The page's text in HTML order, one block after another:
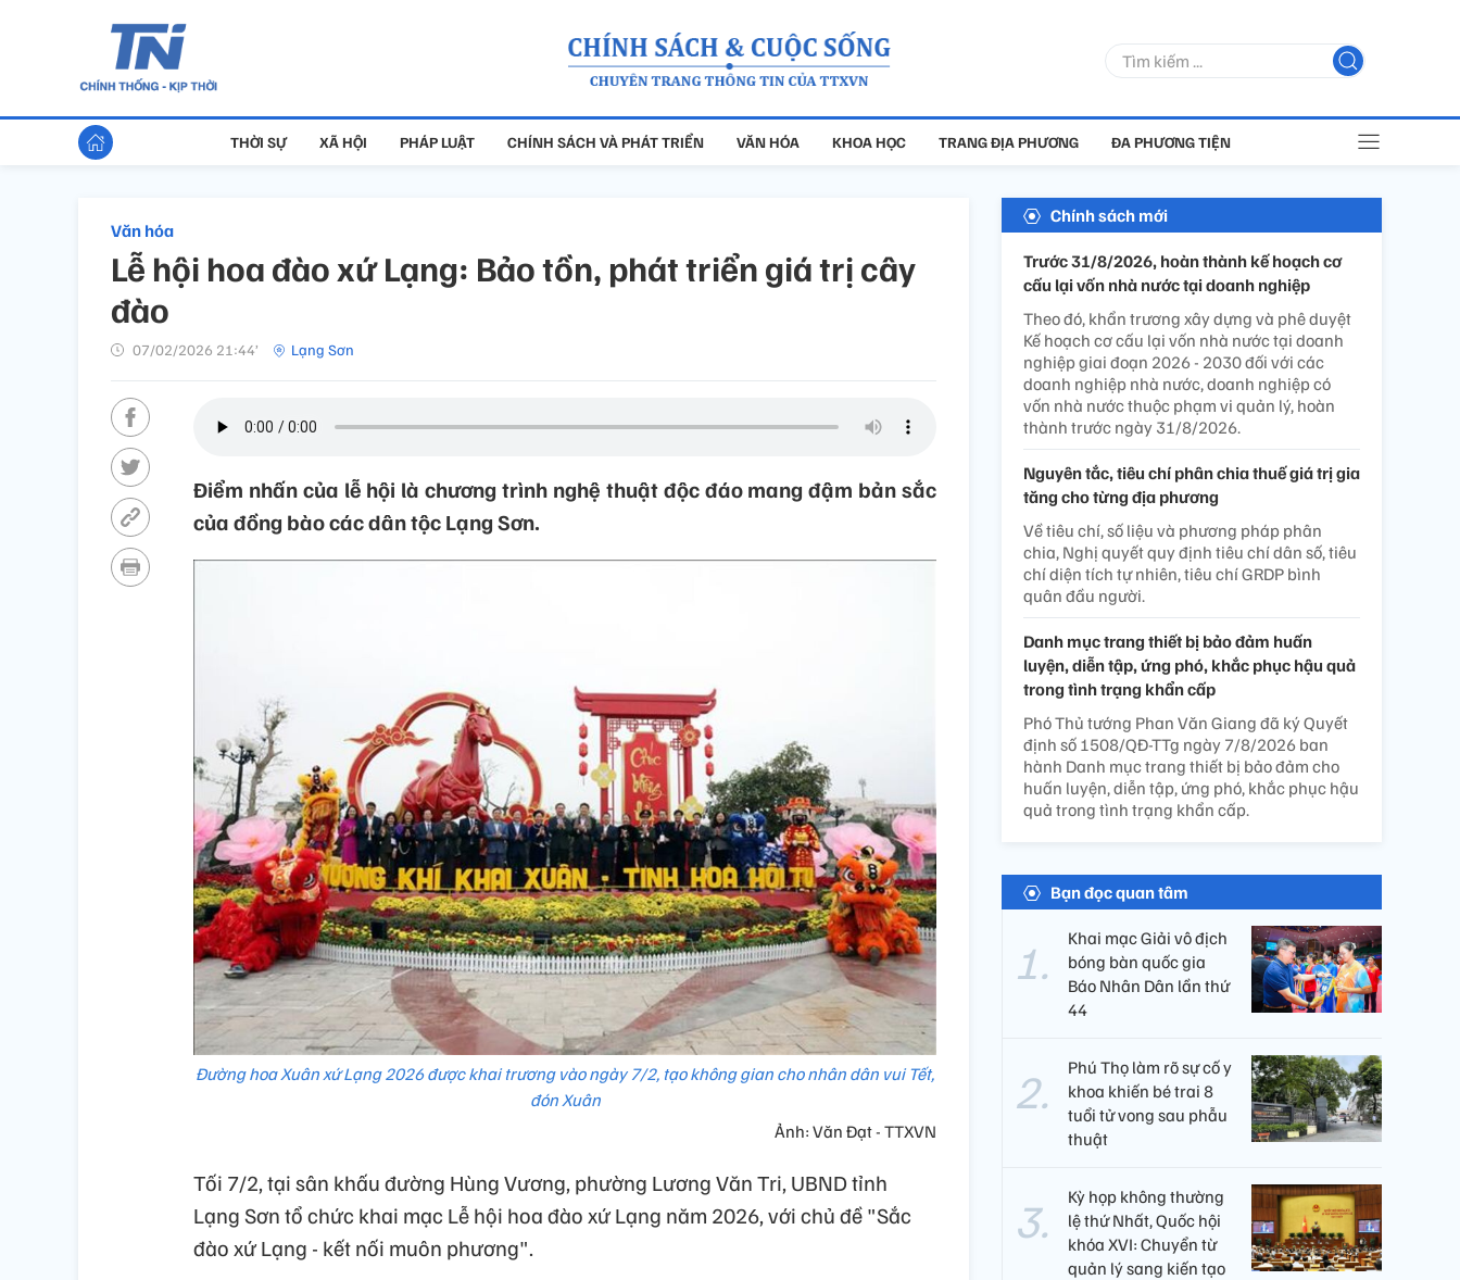
THỜI SỰ XÃ HỘI PHÁP LUẬT CHÍNH SÁCH VÀ PHÁT TRIỂN VĂN HÓA KHOA HỌC TRANG ĐỊA PHƯƠNG ĐA PHƯƠNG TIỆN
Văn hóa
Lễ hội hoa đào xứ Lạng: Bảo tồn, phát triển giá trị cây
đào
07/02/2026 21:44’ Lạng Sơn
Điểm nhấn của lễ hội là chương trình nghệ thuật độc đáo mang đậm bản sắc
của đồng bào các dân tộc Lạng Sơn.
Đường hoa Xuân xứ Lạng 2026 được khai trương vào ngày 7/2, tạo không gian cho nhân dân vui Tết,
đón Xuân
Ảnh: Văn Đạt - TTXVN
Tối 7/2, tại sân khấu đường Hùng Vương, phường Lương Văn Tri, UBND tỉnh
Lạng Sơn tổ chức khai mạc Lễ hội hoa đào xứ Lạng năm 2026, với chủ đề "Sắc
đào xứ Lạng - kết nối muôn phương".
Chính sách mới
Trước 31/8/2026, hoàn thành kế hoạch cơ
cấu lại vốn nhà nước tại doanh nghiệp
Theo đó, khẩn trương xây dựng và phê duyệt
Kế hoạch cơ cấu lại vốn nhà nước tại doanh
nghiệp giai đoạn 2026 - 2030 đối với các
doanh nghiệp nhà nước, doanh nghiệp có
vốn nhà nước thuộc phạm vi quản lý, hoàn
thành trước ngày 31/8/2026.
Nguyên tắc, tiêu chí phân chia thuế giá trị gia
tăng cho từng địa phương
Về tiêu chí, số liệu và phương pháp phân
chia, Nghị quyết quy định tiêu chí dân số, tiêu
chí diện tích tự nhiên, tiêu chí GRDP bình
quân đầu người.
Danh mục trang thiết bị bảo đảm huấn
luyện, diễn tập, ứng phó, khắc phục hậu quả
trong tình trạng khẩn cấp
Phó Thủ tướng Phan Văn Giang đã ký Quyết
định số 1508/QĐ-TTg ngày 7/8/2026 ban
hành Danh mục trang thiết bị bảo đảm cho
huấn luyện, diễn tập, ứng phó, khắc phục hậu
quả trong tình trạng khẩn cấp.
Bạn đọc quan tâm
Khai mạc Giải vô địch
bóng bàn quốc gia
Báo Nhân Dân lần thứ
44
Phú Thọ làm rõ sự cố y
khoa khiến bé trai 8
tuổi tử vong sau phẫu
thuật
Kỳ họp không thường
lệ thứ Nhất, Quốc hội
khóa XVI: Chuyển từ
quản lý sang kiến tạo